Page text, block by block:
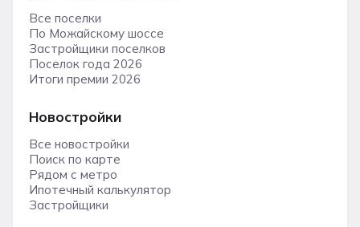
Все поселки
По Можайскому шоссе
Застройщики поселков
Поселок года 2026
Итоги премии 2026
Новостройки
Все новостройки
Поиск по карте
Рядом с метро
Ипотечный калькулятор
Застройщики